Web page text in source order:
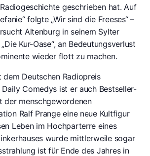
geschrieben hat. Auf
folgte „Wir sind die Freeses“ –
Altenburg in seinem Sylter
Kur-Oase“, an Bedeutungsverlust
wieder flott zu machen.
dem Deutschen Radiopreis
Comedys ist er auch Bestseller-
der menschgewordenen
Ralf Prange eine neue Kultfigur
Leben im Hochparterre eines
wurde mittlerweile sogar
ist für Ende des Jahres in